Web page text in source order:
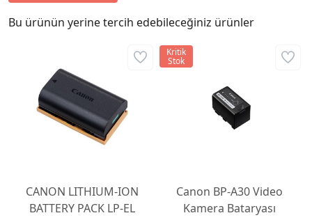
Bu ürünün yerine tercih edebileceğiniz ürünler
CANON LITHIUM-ION
BATTERY PACK LP-EL
Canon BP-A30 Video
Kamera Bataryası
Kritik
Stok